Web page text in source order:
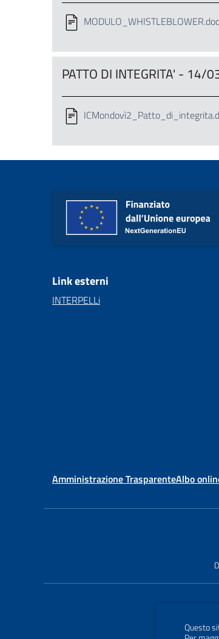
MODULO_WHISTLEBLOWER.doc
PATTO DI INTEGRITA' - 14/
Link esterni
INTERPELLi
Amministrazione TrasparenteAlbo
Questo